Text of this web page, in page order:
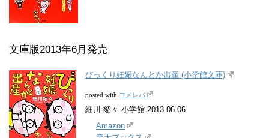
文庫版2013年6月発売
びっくり妊娠なんとか出産 (小学館文庫)
posted with ヨメレバ
細川 貂々 小学館 2013-06-06
Amazon